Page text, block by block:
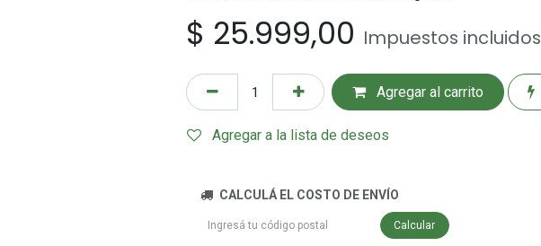
$ 25.999,00 Impuestos incluidos
Agregar al carrito
Agregar a la lista de deseos
CALCULÁ EL COSTO DE ENVÍO
Calcular